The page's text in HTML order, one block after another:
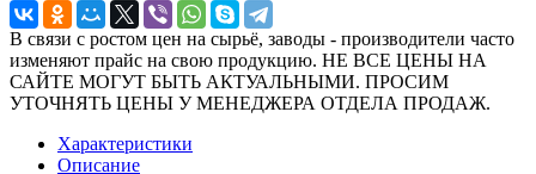
В связи с ростом цен на сырьё, заводы - производители часто
изменяют прайс на свою продукцию. НЕ ВСЕ ЦЕНЫ НА
САЙТЕ МОГУТ БЫТЬ АКТУАЛЬНЫМИ. ПРОСИМ
УТОЧНЯТЬ ЦЕНЫ У МЕНЕДЖЕРА ОТДЕЛА ПРОДАЖ.
Характеристики
Описание